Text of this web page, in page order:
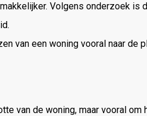
Volgens onderzoek is
van een woning vooral naar de
van de woning, maar vooral om